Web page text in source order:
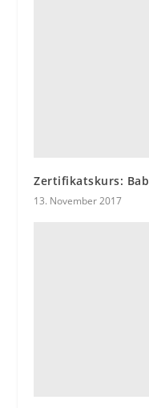
Zertifikatskurs:
13. November 2017